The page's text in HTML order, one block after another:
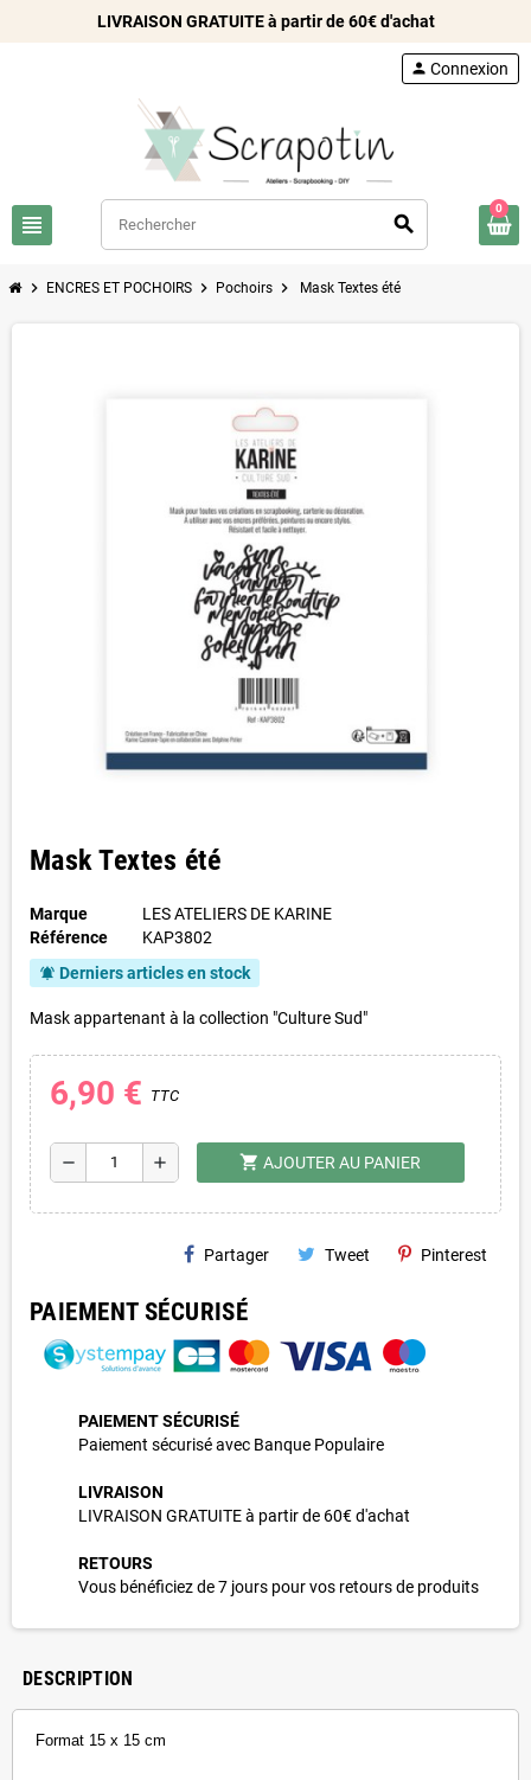
LIVRAISON GRATUITE à partir de 60€ d'achat
view_headline search
person Connexion
0
chevron_right ENCRES ET POCHOIRS chevron_right Pochoirs chevron_right Mask Textes été
Mask Textes été
Marque
LES ATELIERS DE KARINE
Référence
KAP3802
notifications_active Derniers articles en stock
Mask appartenant à la collection "Culture Sud"
6,90 € TTC
remove add shopping_cart AJOUTER AU PANIER
Partager Tweet Pinterest
PAIEMENT SÉCURISÉ
PAIEMENT SÉCURISÉ
Paiement sécurisé avec Banque Populaire
LIVRAISON
LIVRAISON GRATUITE à partir de 60€ d'achat
RETOURS
Vous bénéficiez de 7 jours pour vos retours de produits
DESCRIPTION
Format 15 x 15 cm